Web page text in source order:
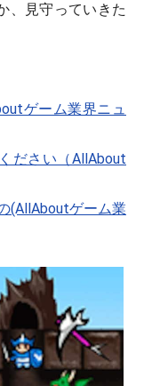
、見守っていきた
ゲーム業界ニュ
ださい（AllAbout
(AllAboutゲーム業